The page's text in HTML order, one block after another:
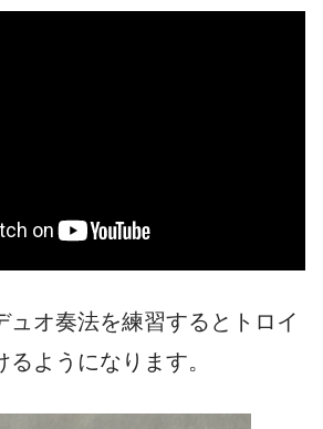
ュオ奏法を練習するとトロイ
るようになります。